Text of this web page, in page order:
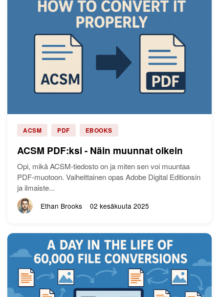
ACSM PDF EBOOKS
ACSM PDF:ksi - Näin muunnat oikein
Opi, mikä ACSM-tiedosto on ja miten sen voi muuntaa
PDF-muotoon. Vaiheittainen opas Adobe Digital Editionsin
ja ilmaiste...
Ethan Brooks 02 kesäkuuta 2025